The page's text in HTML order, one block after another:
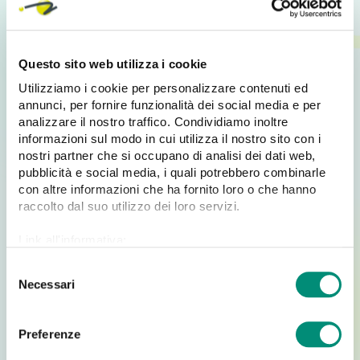
Questo sito web utilizza i cookie
Utilizziamo i cookie per personalizzare contenuti ed
annunci, per fornire funzionalità dei social media e per
analizzare il nostro traffico. Condividiamo inoltre
informazioni sul modo in cui utilizza il nostro sito con i
nostri partner che si occupano di analisi dei dati web,
pubblicità e social media, i quali potrebbero combinarle
con altre informazioni che ha fornito loro o che hanno
raccolto dal suo utilizzo dei loro servizi.
Necessari
Preferenze
implementazione di eventi dedicati (Google Tag
Manager e Analytics)
I Vantaggi:
Creazione di un sito vetrina e dello store online
Ottimizzazione delle performance del sito
Gestione del catalogo automatizzata grazie
all’integrazione con il gestionale aziendale
Centralizzazione dei dati di tutti gli store
Unoaerre nel mondo
degli utenti
Possibilità di gestire la visibilità dei prodotti a